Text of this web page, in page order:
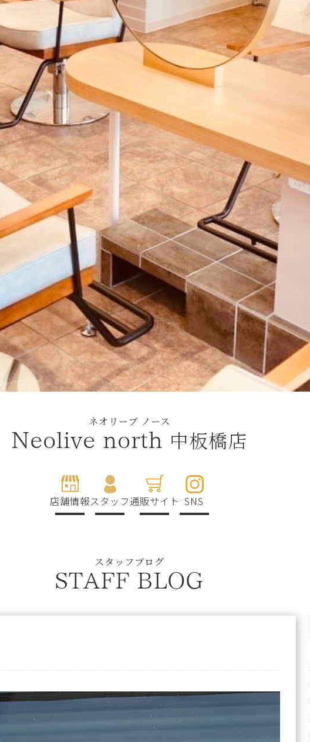
ネオリーブ ノース
Neolive north 中板橋店
店舗情報スタッフ通販サイト SNS
スタッフブログ
STAFF BLOG